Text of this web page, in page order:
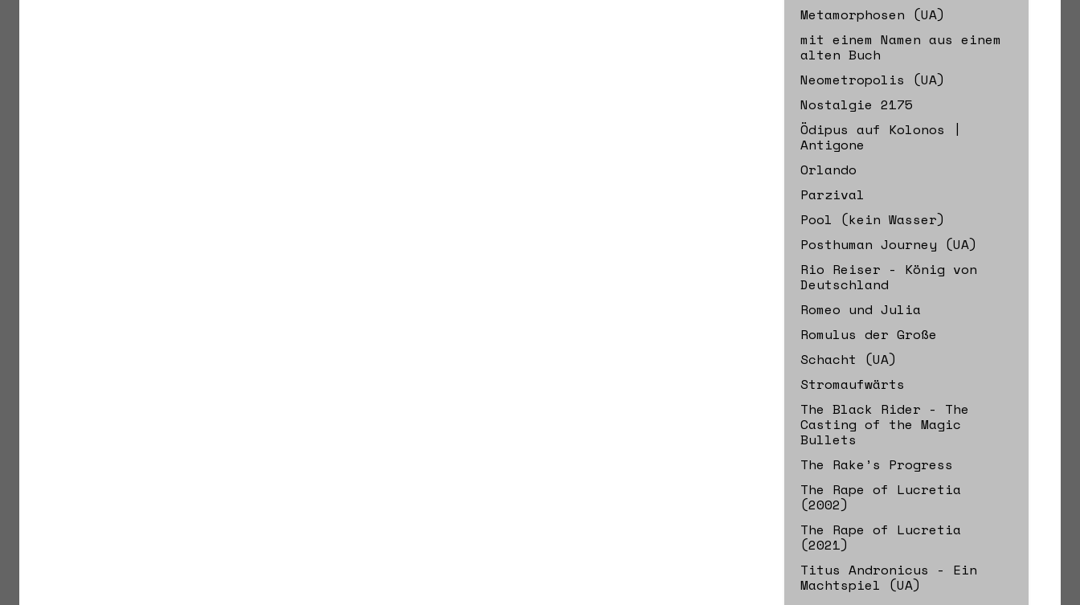
Metamorphosen (UA)
mit einem Namen aus einem
alten Buch
Neometropolis (UA)
Nostalgie 2175
Ödipus auf Kolonos |
Antigone
Orlando
Parzival
Pool (kein Wasser)
Posthuman Journey (UA)
Rio Reiser - König von
Deutschland
Romeo und Julia
Romulus der Große
Schacht (UA)
Stromaufwärts
The Black Rider - The
Casting of the Magic
Bullets
The Rake’s Progress
The Rape of Lucretia
(2002)
The Rape of Lucretia
(2021)
Titus Andronicus - Ein
Machtspiel (UA)